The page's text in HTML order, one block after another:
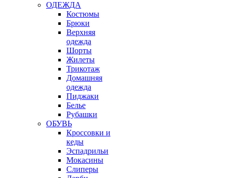
ОДЕЖДА
Костюмы
Брюки
Верхняя
одежда
Шорты
Жилеты
Трикотаж
Домашняя
одежда
Пиджаки
Белье
Рубашки
ОБУВЬ
Кроссовки и
кеды
Эспадрильи
Мокасины
Слиперы